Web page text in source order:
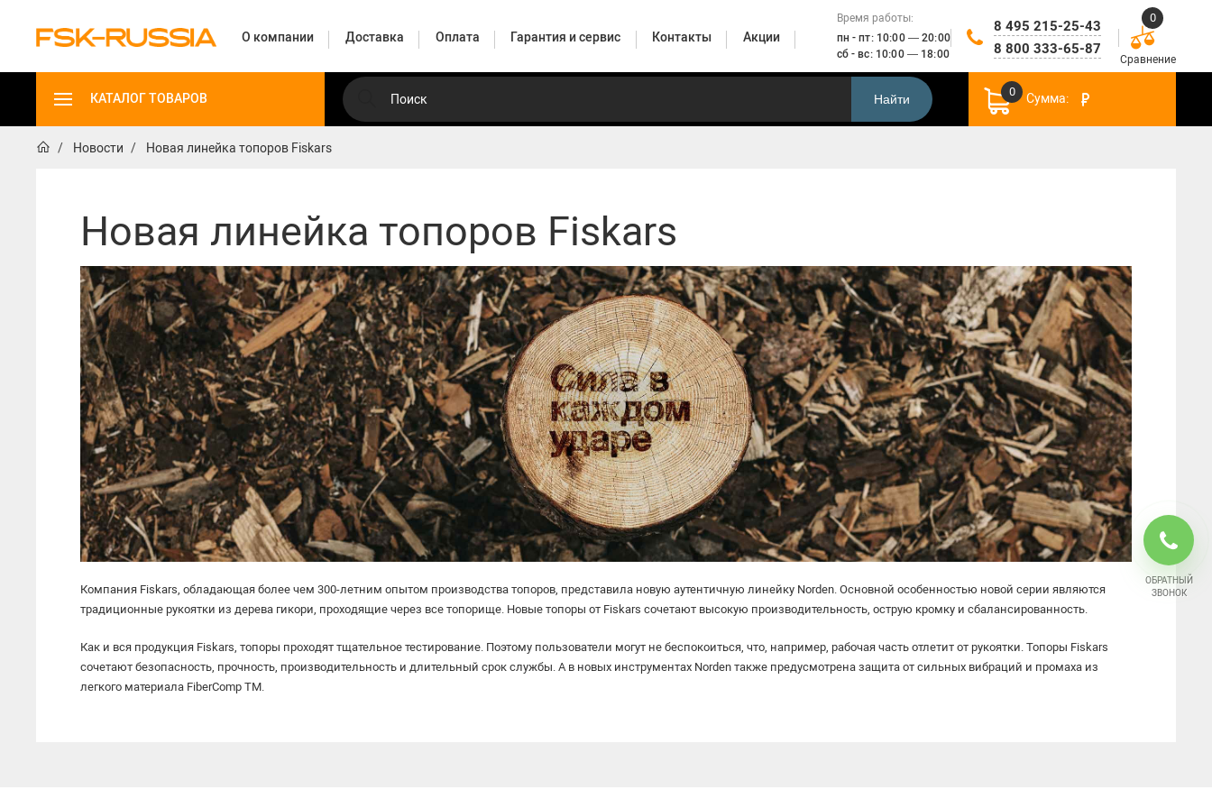
ОБРАТНЫЙ
ЗВОНОК
О компании Доставка Оплата Гарантия и сервис Контакты Акции
Время работы:
пн - пт: 10:00 — 20:00
сб - вс: 10:00 — 18:00
8 495 215-25-43
8 800 333-65-87
0
Сравнение
КАТАЛОГ ТОВАРОВ
Садовые инструменты
Топоры Инструменты для работы с древесиной Садовые лопаты
Сучкорезы Универсальные сучкорезы Секаторы
Ножницы для живой изгороди Полив Инструменты по уходу за газоном
Удалители сорняков Садово-посадочный инструмент Инструменты по уходу за почвой
Разбрасыватели удобрений Садовые ножи Грабли
Мультисистема QuikFit Инструменты для автомобиля Инструменты для уборки снега
Промо-наборы Инструменты для уборки участка Аксессуары
Найти
0 Сумма:
Новости Новая линейка топоров Fiskars
Новая линейка топоров Fiskars
Компания Fiskars, обладающая более чем 300-летним опытом производства топоров, представила новую аутентичную линейку Norden . Основной особенностью новой серии являются
традиционные рукоятки из дерева гикори, проходящие через все топорище. Новые топоры от Fiskars сочетают высокую производительность, острую кромку и сбалансированность.
Как и вся продукция Fiskars, топоры проходят тщательное тестирование. Поэтому пользователи могут не беспокоиться, что, например, рабочая часть отлетит от рукоятки. Топоры Fiskars
сочетают безопасность, прочность, производительность и длительный срок службы. А в новых инструментах Norden также предусмотрена защита от сильных вибраций и промаха из
легкого материала FiberComp TM.